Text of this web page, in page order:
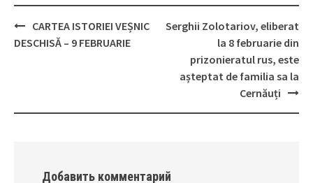
Post
CARTEA ISTORIEI VEȘNIC
DESCHISĂ – 9 FEBRUARIE
Serghii Zolotariov, eliberat
la 8 februarie din
prizonieratul rus, este
așteptat de familia sa la
Cernăuți
Добавить комментарий